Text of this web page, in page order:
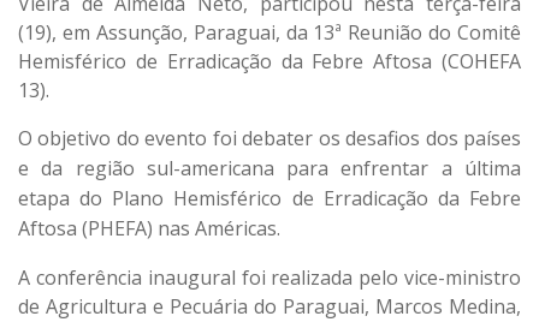
(19), em Assunção, Paraguai, da 13ª Reunião do Comitê
Hemisférico de Erradicação da Febre Aftosa (COHEFA
13).
O objetivo do evento foi debater os desafios dos países
e da região sul-americana para enfrentar a última
etapa do Plano Hemisférico de Erradicação da Febre
Aftosa (PHEFA) nas Américas.
A conferência inaugural foi realizada pelo vice-ministro
de Agricultura e Pecuária do Paraguai, Marcos Medina,